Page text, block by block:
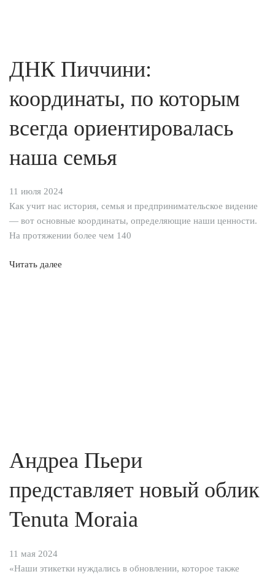
ДНК Пиччини:
координаты, по которым
всегда ориентировалась
наша семья
11 июля 2024
Как учит нас история, семья и предпринимательское видение
— вот основные координаты, определяющие наши ценности.
На протяжении более чем 140
Читать далее
Андреа Пьери
представляет новый облик
Tenuta Moraia
11 мая 2024
«Наши этикетки нуждались в обновлении, которое также